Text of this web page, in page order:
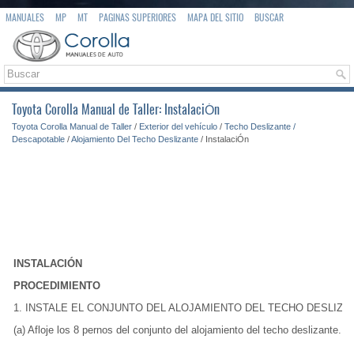
MANUALES MP MT PAGINAS SUPERIORES MAPA DEL SITIO BUSCAR
Toyota Corolla Manual de Taller: InstalaciÓn
Toyota Corolla Manual de Taller / Exterior del vehículo / Techo Deslizante /
Descapotable /Alojamiento Del Techo Deslizante / InstalaciÓn
INSTALACIÓN
PROCEDIMIENTO
1. INSTALE EL CONJUNTO DEL ALOJAMIENTO DEL TECHO
(a) Afloje los 8 pernos del conjunto del alojamiento del techo deslizante.